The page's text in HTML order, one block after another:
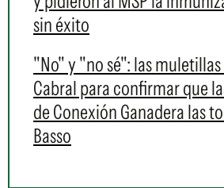
sin éxito
"No" y "no sé": las
Cabral para confirmar que
de Conexión Ganadera las
Basso